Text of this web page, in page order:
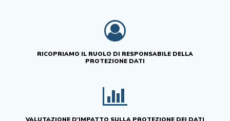
RICOPRIAMO IL RUOLO DI RESPONSABILE DELLA
PROTEZIONE DATI